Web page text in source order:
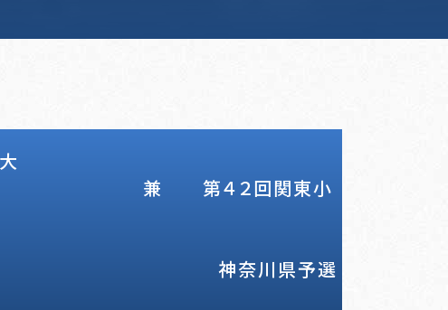
関東小
ール大会
予選